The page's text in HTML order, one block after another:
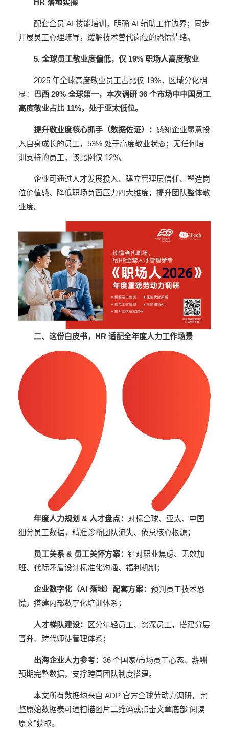
配套全员 AI 技能培训，明确 AI 辅助工作边界；同步
开展员工心理疏导，缓解技术替代岗位的恐慌情绪。
5. 全球员工敬业度偏低，仅 19% 职场人高度敬业
2025 年全球高度敬业员工占比仅 19%，区域分化明
显：
巴西 29% 全球第一，本次调研 36 个市场中中国员工
高度敬业占比 11%，处于亚太低位。
提升敬业度核心抓手（数据佐证）： 感知企业愿意投
入自身成长的员工，53% 处于高度敬业状态；无任何培
训支持的员工，该比例仅 12%。
企业可通过人才发展投入、建立管理层信任、塑造岗
位价值感、降低职场负面压力四大维度，提升团队整体敬
业度。
二、这份白皮书，HR 适配全年度人力工作场景
年度人力规划 & 人才盘点： 对标全球、亚太、中国
细分员工数据，精准诊断团队流失、倦怠核心根源；
员工关系 & 员工关怀方案： 针对职业焦虑、无效加
班、代际矛盾设计标准化沟通、福利机制；
企业数字化（AI 落地）配套方案： 预判员工技术恐
慌，搭建内部数字化培训体系；
人才梯队建设：
区分年轻员工、资深员工，搭建分层
晋升、跨代师徒管理体系；
出海企业人力参考： 36 个国家/市场员工心态、薪酬
预期完整数据，支撑跨国团队制度搭建。
本文所有数据均来自 ADP 官方全球劳动力调研，完
整原始数据表可通扫描图片二维码或点击文章底部“阅读
原文”获取。